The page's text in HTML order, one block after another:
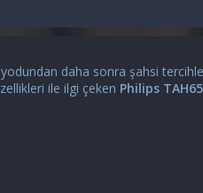
daha sonra şahsi
ile ilgi çeken Philips